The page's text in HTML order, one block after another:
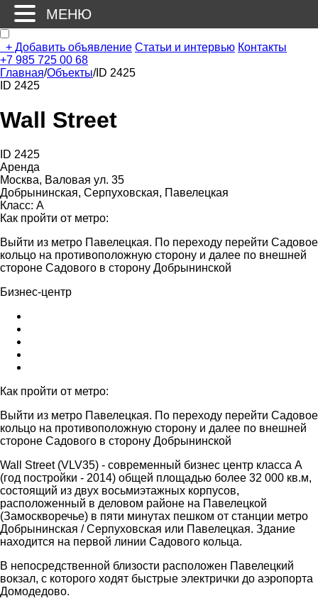
+ Добавить объявление Статьи и интервью Контакты
+7 985 725 00 68
Главная/Объекты/ID 2425
ID 2425
Wall Street
ID 2425
Аренда
Москва, Валовая ул. 35
Добрынинская, Серпуховская, Павелецкая
Класс: А
Как пройти от метро:
Выйти из метро Павелецкая. По переходу перейти Садовое
кольцо на противоположную сторону и далее по внешней
стороне Садового в сторону Добрынинской
Бизнес-центр
Как пройти от метро:
Выйти из метро Павелецкая. По переходу перейти Садовое
кольцо на противоположную сторону и далее по внешней
стороне Садового в сторону Добрынинской
Wall Street (VLV35) - современный бизнес центр класса А
(год постройки - 2014) общей площадью более 32 000 кв.м,
состоящий из двух восьмиэтажных корпусов,
расположенный в деловом районе на Павелецкой
(Замоскворечье) в пяти минутах пешком от станции метро
Добрынинская / Серпуховская или Павелецкая. Здание
находится на первой линии Садового кольца.
В непосредственной близости расположен Павелецкий
вокзал, с которого ходят быстрые электрички до аэропорта
Домодедово.
МЕНЮ